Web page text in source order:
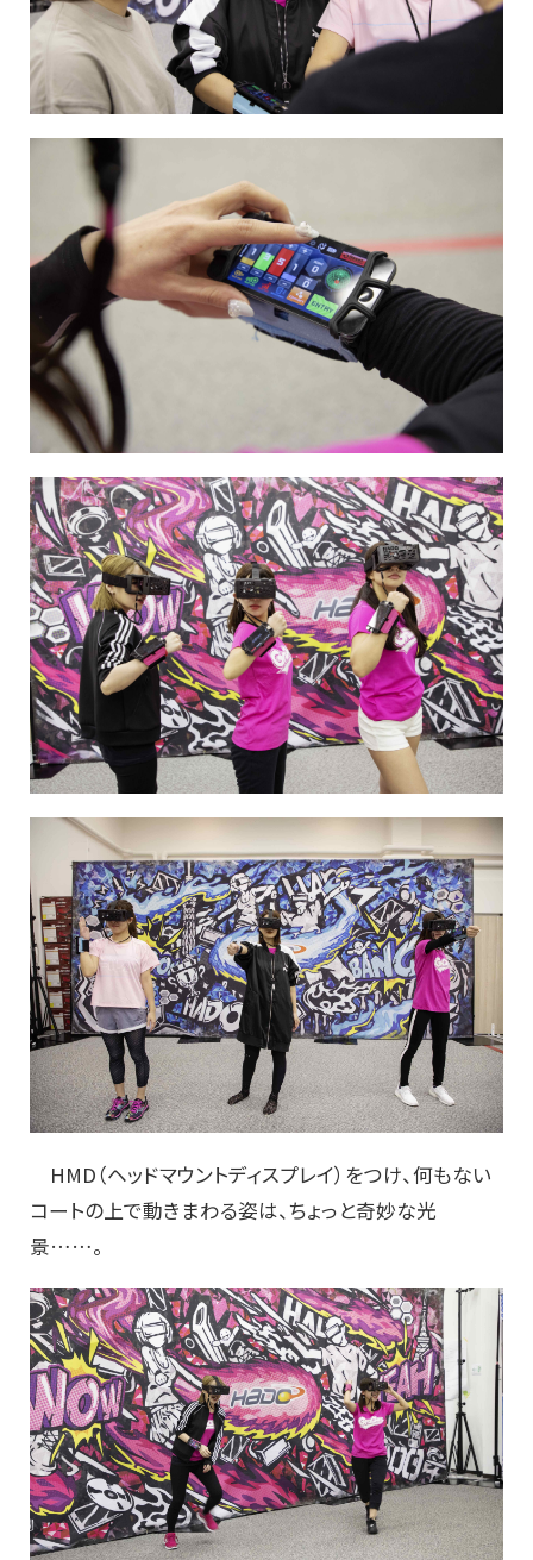
HMD（ヘッドマウントディスプレイ）をつけ、何もない
コートの上で動きまわる姿は、ちょっと奇妙な光
景……。